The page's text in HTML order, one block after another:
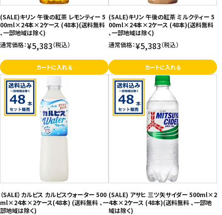
(SALE)キリン 午後の紅茶 レモンティー 5
00ml×24本×2ケース (48本)(送料無料
、一部地域は除く)
通常価格：¥5,383（税込）
カートに入れる
(SALE)キリン 午後の紅茶 ミルクティー 5
00ml×24本×2ケース (48本)(送料無料
、一部地域は除く)
通常価格：¥5,383（税込）
カートに入れる
（SALE）カルピス カルピスウォーター 500
ml×24本×2ケース(48本) (送料無料 、一
部地域は除く)
(SALE) アサヒ 三ツ矢サイダー 500ml×2
4本×2ケース (48本)(送料無料 、一部地
域は除く)